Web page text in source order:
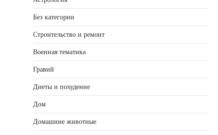
Без категории
Строительство и ремонт
Военная тематика
Гравий
Диеты и похудение
Дом
Домашние животные